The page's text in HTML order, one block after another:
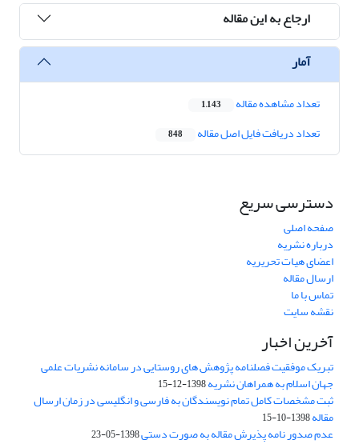
ارجاع به این مقاله
آمار
تعداد مشاهده مقاله 1,143
تعداد دریافت فایل اصل مقاله 848
دسترسی سریع
صفحه اصلی
درباره نشریه
اعضای هیات تحریریه
ارسال مقاله
تماس با ما
نقشه سایت
آخرین اخبار
تبریک موفقیت فصلنامه پژوهش های روستایی در سامانه نشریات علمی
جهان اسلام به همراهان نشریه1398-12-15
ثبت مشخصات کامل تمام نویسندگان به فارسی و انگلیسی در زمان ارسال
مقاله1398-10-15
عدم صدور نامه پذیرش مقاله به صورت دستی1398-05-23